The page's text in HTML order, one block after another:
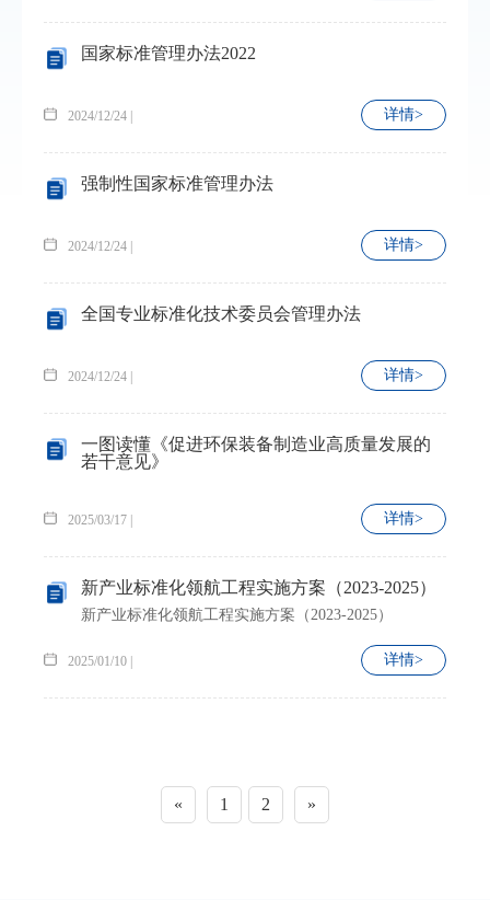
国家标准管理办法2022
2024/12/24 | 详情>
强制性国家标准管理办法
2024/12/24 | 详情>
全国专业标准化技术委员会管理办法
2024/12/24 | 详情>
一图读懂《促进环保装备制造业高质量发展的
若干意见》
2025/03/17 | 详情>
新产业标准化领航工程实施方案（2023-2025）
新产业标准化领航工程实施方案（2023-2025）
2025/01/10 | 详情>
« 1 2 »